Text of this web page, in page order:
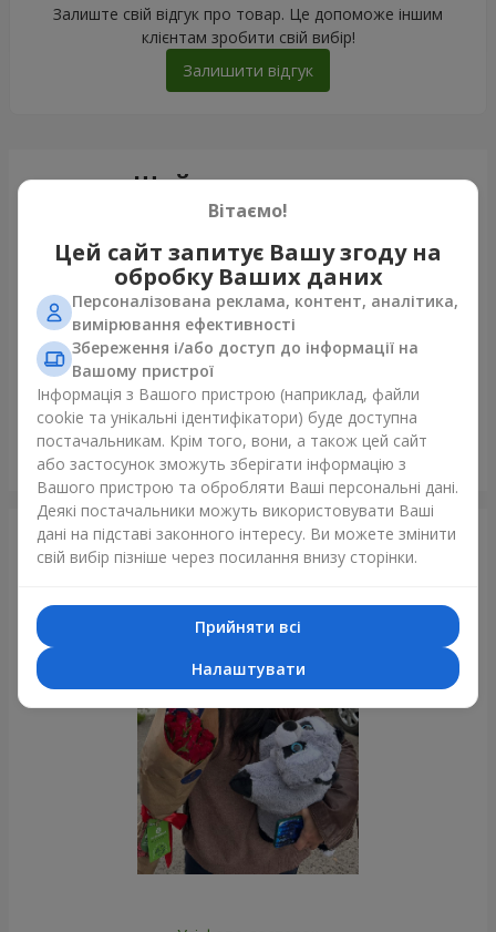
Залиште свій відгук про товар. Це допоможе іншим
клієнтам зробити свій вибір!
Залишити відгук
Щойно доставили
Гігантський бежевий ведмедик і 25 червоних троянд
Дніпро
Фотогалерея
Вітаємо!
Цей сайт запитує Вашу згоду на
обробку Ваших даних
Персоналізована реклама, контент, аналітика,
вимірювання ефективності
Збереження і/або доступ до інформації на
Вашому пристрої
Інформація з Вашого пристрою (наприклад, файли
cookie та унікальні ідентифікатори) буде доступна
постачальникам. Крім того, вони, а також цей сайт
або застосунок зможуть зберігати інформацію з
Вашого пристрою та обробляти Ваші персональні дані.
Деякі постачальники можуть використовувати Ваші
дані на підставі законного інтересу. Ви можете змінити
свій вибір пізніше через посилання внизу сторінки.
Прийняти всі
Налаштувати